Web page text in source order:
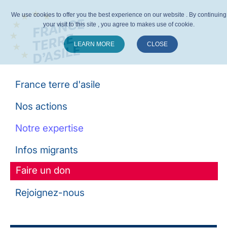
France terre d'asile
Nos actions
Notre expertise
Infos migrants
Faire un don
Rejoignez-nous
We use cookies to offer you the best experience on our website . By continuing
your visit to this site , you agree to makes use of cookie.
LEARN MORE CLOSE